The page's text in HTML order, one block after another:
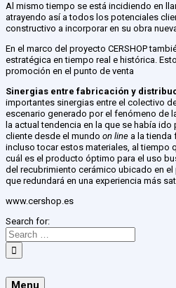
Al mismo tiempo se está incidiendo en
atrayendo así a todos los potenciales
constructivo a incorporar en su obra
En el marco del proyecto CERSHOP
estratégica en tiempo real e histórica.
promoción en el punto de venta
Sinergias entre fabricación y
importantes sinergias entre el colectivo
escenario generado por el fenómeno de
la actual tendencia en la que se había
cliente desde el mundo on line a la tienda
incluso tocar estos materiales, al tiempo
cuál es el producto óptimo para el uso
del recubrimiento cerámico ubicado en
que redundará en una experiencia más
www.cershop.es
Search for:
Menu